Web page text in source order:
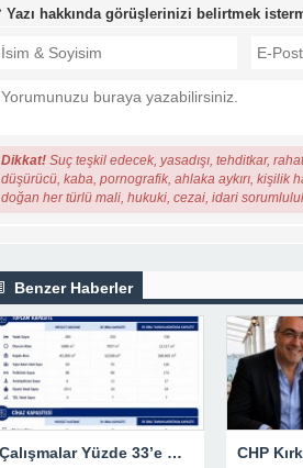
Yazı hakkında görüşlerinizi belirtmek
Dikkat! Suç teşkil edecek, yasadışı, tehditkar,
düşürücü, kaba, pornografik, ahlaka aykırı, kişilik
doğan her türlü mali, hukuki, cezai, idari
Benzer Haberler
Çalışmalar Yüzde 33’e Ulaştı